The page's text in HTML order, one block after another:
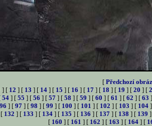
[ Předchozí
] [ 12 ] [ 13 ] [ 14 ] [ 15 ] [ 16 ] [ 17 ] [ 18 ] [ 19 ] [ 20 ] [
54] [ 55 ] [ 56 ] [ 57] [ 58 ] [ 59 ] [ 60 ] [ 61 ] [ 62 ] [ 63
96 ] [ 97 ] [ 98 ] [ 99 ] [ 100 ] [ 101 ] [ 102 ] [ 103 ] [ 104
132 ] [ 133 ] [ 134] [ 135 ] [ 136 ] [ 137] [ 138 ] [ 139
[ 160 ] [ 161 ] [ 162 ] [ 163 ] [ 164] [